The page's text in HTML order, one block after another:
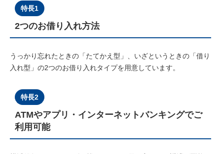
特長1
2つのお借り入れ方法
うっかり忘れたときの「たてかえ型」、いざというときの「借り
入れ型」の2つのお借り入れタイプを用意しています。
特長2
ATMやアプリ・インターネットバンキングでご
利用可能